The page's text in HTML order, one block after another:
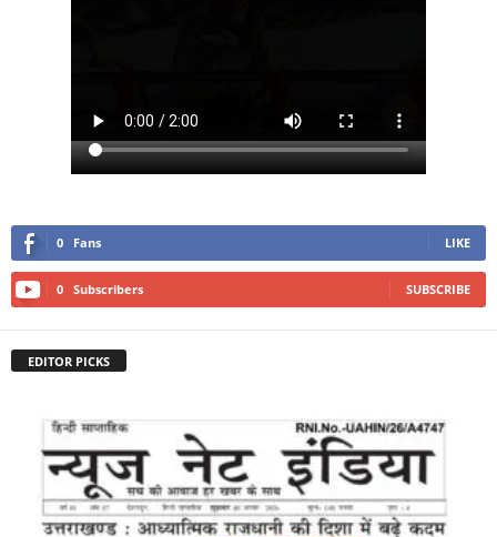
0 Fans LIKE
0 Subscribers SUBSCRIBE
EDITOR PICKS